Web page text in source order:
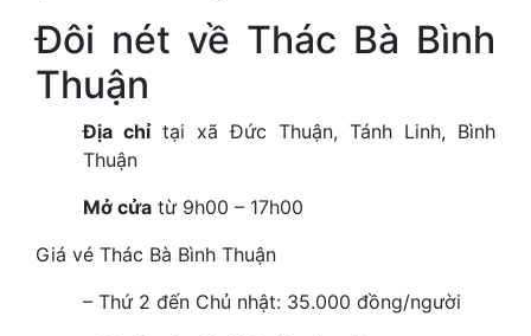
Đôi nét về Thác Bà Bình
Thuận
Địa chỉtại xã Đức Thuận, Tánh Linh, Bình
Thuận
Mở cửa từ 9h00 – 17h00
Giá vé Thác Bà Bình Thuận
– Thứ 2 đến Chủ nhật: 35.000 đồng/người